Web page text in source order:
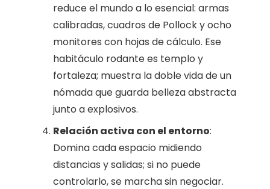
reduce el mundo a lo esencial: armas
calibradas, cuadros de Pollock y ocho
monitores con hojas de cálculo. Ese
habitáculo rodante es templo y
fortaleza; muestra la doble vida de un
nómada que guarda belleza abstracta
junto a explosivos.
Relación activa con el entorno:
Domina cada espacio midiendo
distancias y salidas; si no puede
controlarlo, se marcha sin negociar.